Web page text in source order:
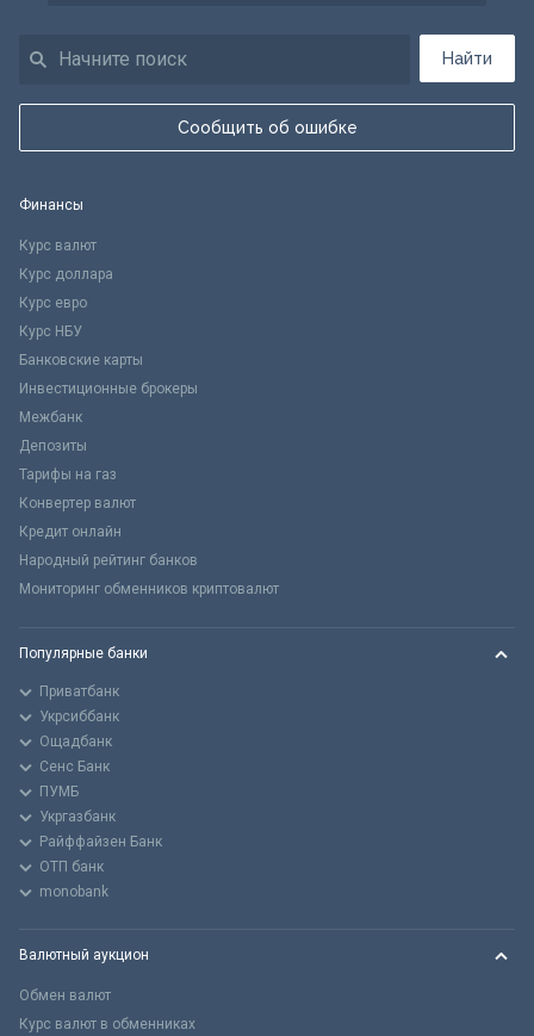
Найти
Сообщить об ошибке
Финансы
Курс валют
Курс доллара
Курс евро
Курс НБУ
Банковские карты
Инвестиционные брокеры
Межбанк
Депозиты
Тарифы на газ
Конвертер валют
Кредит онлайн
Народный рейтинг банков
Мониторинг обменников криптовалют
Популярные банки
Приватбанк
Укрсиббанк
Ощадбанк
Сенс Банк
ПУМБ
Укргазбанк
Райффайзен Банк
ОТП банк
monobank
Валютный аукцион
Обмен валют
Курс валют в обменниках